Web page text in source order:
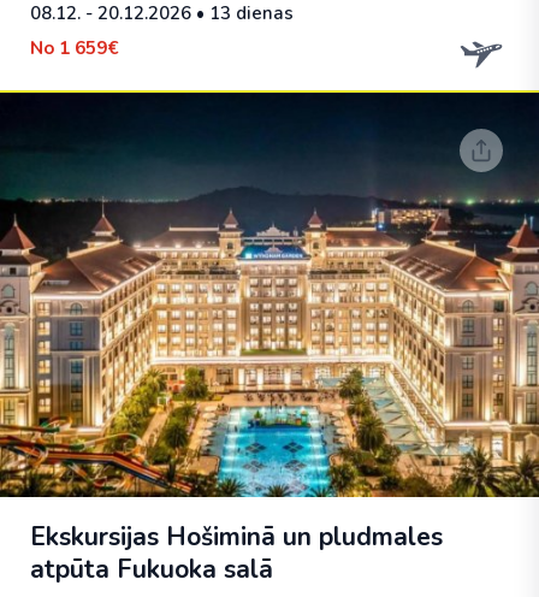
08.12. - 20.12.2026 • 13 dienas
No 1 659€
Ekskursijas Hošiminā un pludmales
atpūta Fukuoka salā